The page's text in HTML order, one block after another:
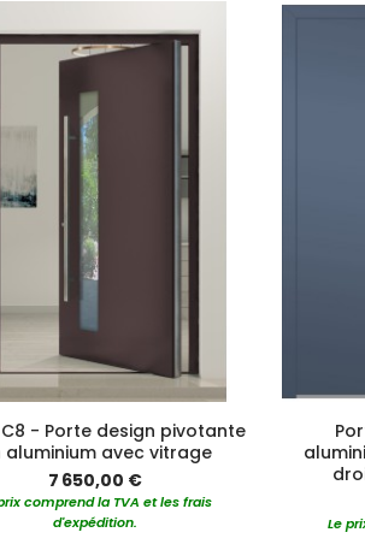
C8 - Porte design pivotante
aluminium avec vitrage
7 650,00 €
comprend la TVA et les frais
d'expédition.
Le